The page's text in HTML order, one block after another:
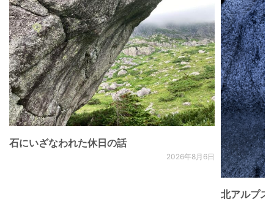
石にいざなわれた休日の話
2026年8月6日
北アルプ